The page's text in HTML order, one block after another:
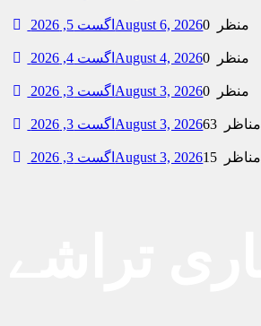
اگست 5, 2026 August 6, 2026 0 منظر
اگست 4, 2026 August 4, 2026 0 منظر
اگست 3, 2026 August 3, 2026 0 منظر
اگست 3, 2026 August 3, 2026 63 مناظر
اگست 3, 2026 August 3, 2026 15 مناظر